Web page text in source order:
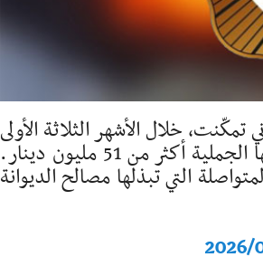
خلال الأشهر الثلاثة الأولى
من سنة 2026، من تحرير حوالي 4000 قضية ديوانية، بلغت قيمتها الجملية أكثر من 51 مليون دينار.
التي تبذلها مصالح الديوانة